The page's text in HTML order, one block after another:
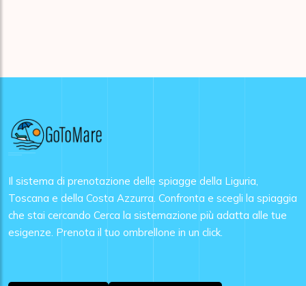
Il sistema di prenotazione delle spiagge della Liguria,
Toscana e della Costa Azzurra. Confronta e scegli la spiaggia
che stai cercando Cerca la sistemazione più adatta alle tue
esigenze. Prenota il tuo ombrellone in un click.